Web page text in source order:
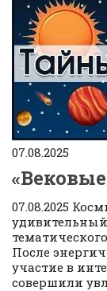
07.08.2025
07.08.2025
удивительный
После
участие в
совершили